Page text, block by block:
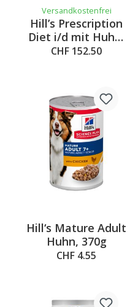
Versandkostenfrei
Hill’s Prescription
Diet i/d mit Huhn,
12kg
CHF 152.50
Hill‘s Mature Adult
Huhn, 370g
CHF 4.55